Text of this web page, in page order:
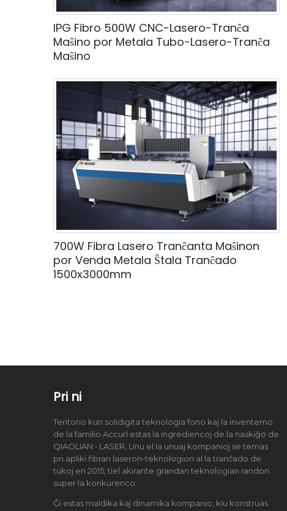
IPG Fibro 500W CNC-Lasero-Tranĉa
Maŝino por Metala Tubo-Lasero-Tranĉa
Maŝino
700W Fibra Lasero Tranĉanta Maŝinon
por Venda Metala Ŝtala Tranĉado
1500x3000mm
Pri ni
Teritorio kun solidigita teknologia fono kaj la inventemo
de la familio Accurl estas la ingrediencoj de la naskiĝo de
QIAOLIAN • LASER, Unu el la unuaj kompanioj se temas
pri apliki fibran laseron-teknologion al la tranĉado de
tukoj en 2015, tiel akirante grandan teknologian randon.
super la konkurenco.
Ĝi estas maldika kaj dinamika kompanio, kiu konstruas